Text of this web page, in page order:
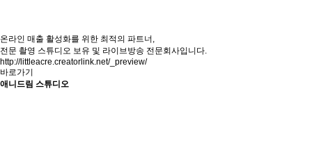
온라인 매출 활성화를 위한 최적의 파트너,
전문 촬영 스튜디오 보유 및 라이브방송 전문회사입니다.
http://littleacre.creatorlink.net/_preview/
바로가기
애니드림 스튜디오